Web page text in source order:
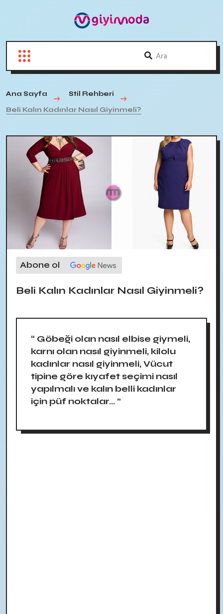
Ana Sayfa
Stil Rehberi
Beli Kalın Kadınlar Nasıl Giyinmeli?
Abone ol
Beli Kalın Kadınlar Nasıl Giyinmeli?
“ Göbeği olan nasıl elbise giymeli,
karnı olan nasıl giyinmeli, kilolu
kadınlar nasıl giyinmeli, Vücut
tipine göre kıyafet seçimi nasıl
yapılmalı ve kalın belli kadınlar
için püf noktalar... ”